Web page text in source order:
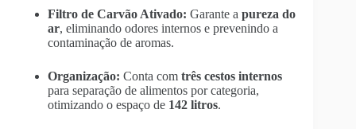
Filtro de Carvão Ativado: Garante a pureza do
ar, eliminando odores internos e prevenindo a
contaminação de aromas.
Organização: Conta com três cestos internos
para separação de alimentos por categoria,
otimizando o espaço de 142 litros.